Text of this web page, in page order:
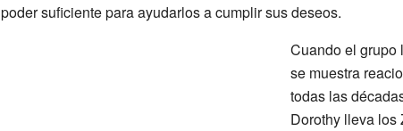
poder suficiente para ayudarlos a cumplir sus deseos.
Cuando el grupo
se muestra
todas las
Dorothy lleva los